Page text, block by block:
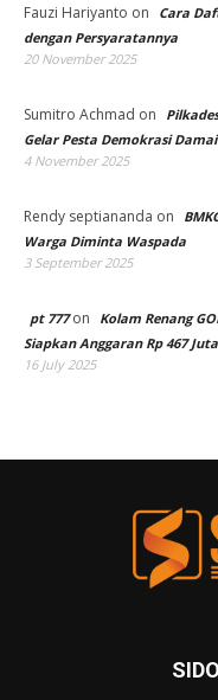
Fauzi Hariyanto on
Cara
dengan Persyaratannya
20 November 2025
Sumitro Achmad on
Gelar Pesta Demokrasi Damai
4 November 2025
Rendy septiananda on
Warga Diminta Waspada
3 September 2025
pt 777on
Kolam Renang
Siapkan Anggaran Rp 467 Juta
16 July 2025